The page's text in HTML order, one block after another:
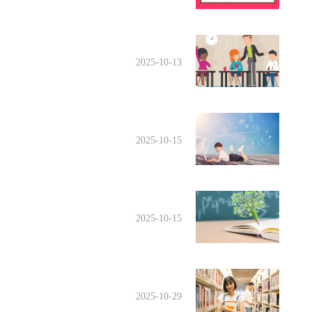
2025-10-13
2025-10-15
2025-10-15
2025-10-29